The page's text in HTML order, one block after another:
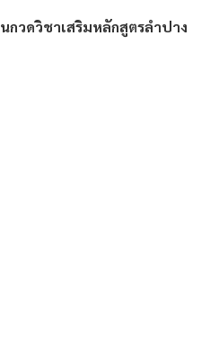
กวดวิชาเสริมหลักสูตรลำปาง